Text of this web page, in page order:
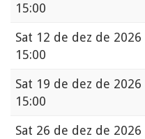
15:00
Sat 12 de dez de 2026
15:00
Sat 19 de dez de 2026
15:00
Sat 26 de dez de 2026